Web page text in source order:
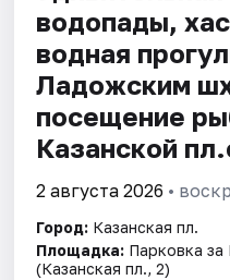
водопады,
водная
Ладожским
посещение
Казанской
2 августа 2026 •
Город: Казанская пл.
Площадка: Парковка
(Казанская пл., 2)